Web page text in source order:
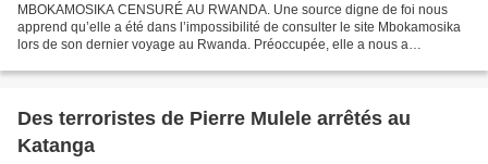
MBOKAMOSIKA CENSURÉ AU RWANDA. Une source digne de foi nous
apprend qu’elle a été dans l’impossibilité de consulter le site Mbokamosika
lors de son dernier voyage au Rwanda. Préoccupée, elle a nous a
Des terroristes de Pierre Mulele arrêtés au
Katanga